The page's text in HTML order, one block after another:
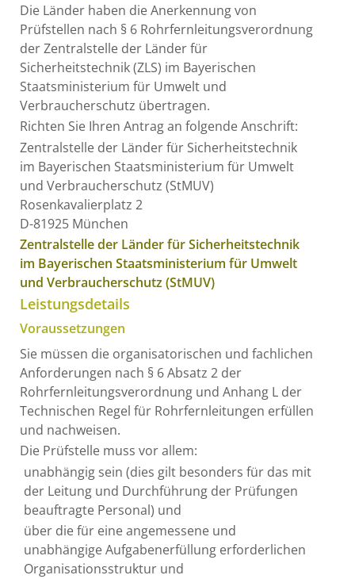
Die Länder haben die Anerkennung von
Prüfstellen nach § 6 Rohrfernleitungsverordnung
der Zentralstelle der Länder für
Sicherheitstechnik (ZLS) im Bayerischen
Staatsministerium für Umwelt und
Verbraucherschutz übertragen.
Richten Sie Ihren Antrag an folgende Anschrift:
Zentralstelle der Länder für Sicherheitstechnik
im Bayerischen Staatsministerium für Umwelt
und Verbraucherschutz (StMUV)
Rosenkavalierplatz 2
D-81925 München
Zentralstelle der Länder für Sicherheitstechnik
im Bayerischen Staatsministerium für Umwelt
und Verbraucherschutz (StMUV)
Leistungsdetails
Voraussetzungen
Sie müssen die organisatorischen und fachlichen
Anforderungen nach § 6 Absatz 2 der
Rohrfernleitungsverordnung und Anhang L der
Technischen Regel für Rohrfernleitungen erfüllen
und nachweisen.
Die Prüfstelle muss vor allem:
unabhängig sein (dies gilt besonders für das mit
der Leitung und Durchführung der Prüfungen
beauftragte Personal) und
über die für eine angemessene und
unabhängige Aufgabenerfüllung erforderlichen
Organisationsstruktur und